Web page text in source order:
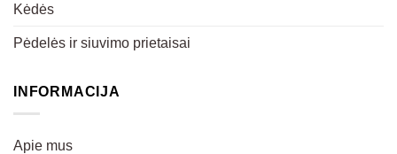
Kėdės
Pėdelės ir siuvimo prietaisai
INFORMACIJA
Apie mus